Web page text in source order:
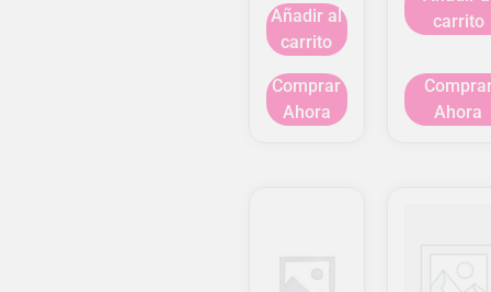
Añadir al
carrito
Comprar
Ahora
carrito
Ahora